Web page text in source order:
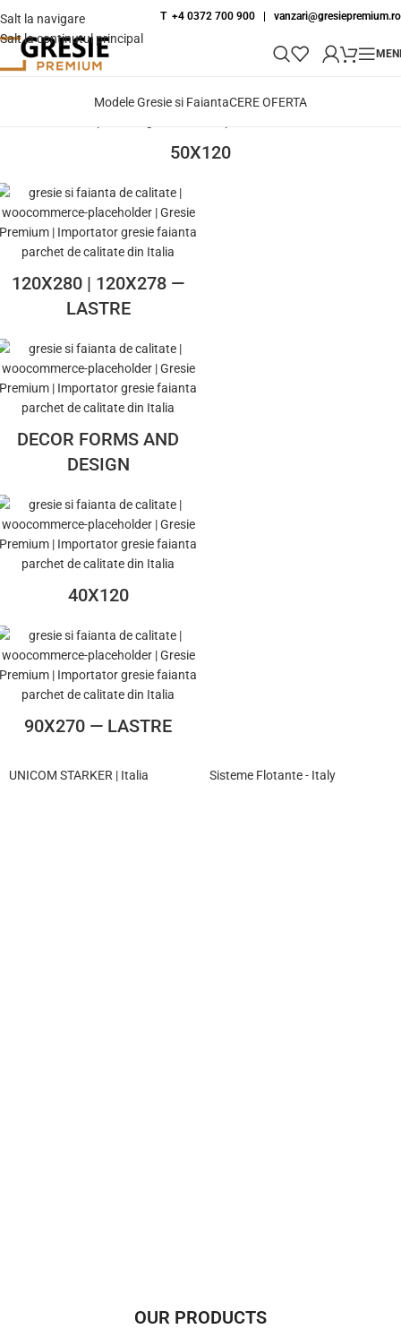
Salt la navigare
Salt la conținutul principal
T +4 0372 700 900 | vanzari@gresiepremium.ro
Modele Gresie si FaiantaCERE OFERTA
50X120
120X280 | 120X278 —
LASTRE
DECOR FORMS AND
DESIGN
40X120
90X270 — LASTRE
UNICOM STARKER | Italia Sisteme Flotante - Italy
OUR PRODUCTS